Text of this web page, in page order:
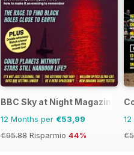
BBC Sky at Night Magazine
12 Months per €53,99
€95.88 Risparmio 44%